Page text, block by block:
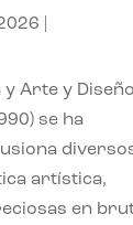
Arte y
se ha
artística,
en